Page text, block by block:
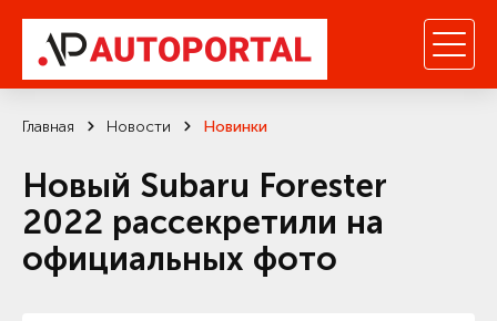
Главная Новости Новинки
Новый Subaru Forester
2022 рассекретили на
официальных фото